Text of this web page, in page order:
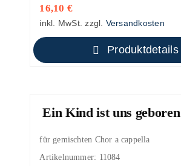
16,10 €
inkl. MwSt. zzgl. Versandkosten
Produktdetails
Ein Kind ist uns geboren
für gemischten Chor a cappella
Artikelnummer: 11084